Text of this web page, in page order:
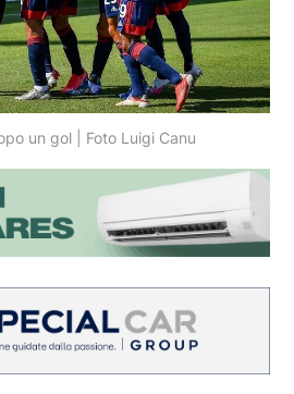
un gol | Foto Luigi Canu